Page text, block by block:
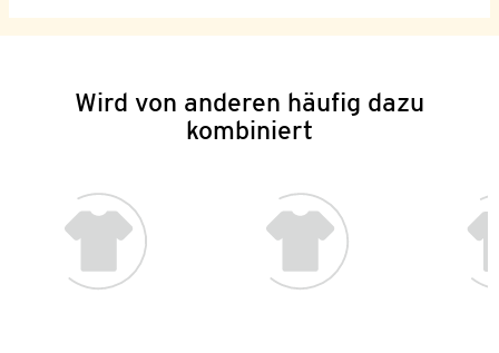
Wird von anderen häufig dazu
kombiniert